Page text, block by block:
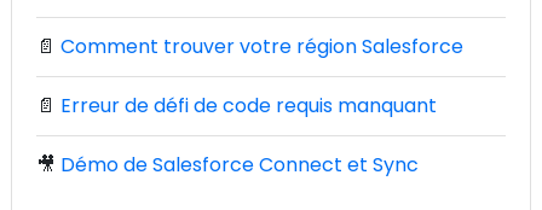
📄 Comment trouver votre région Salesforce
📄 Erreur de défi de code requis manquant
🎥 Démo de Salesforce Connect et Sync